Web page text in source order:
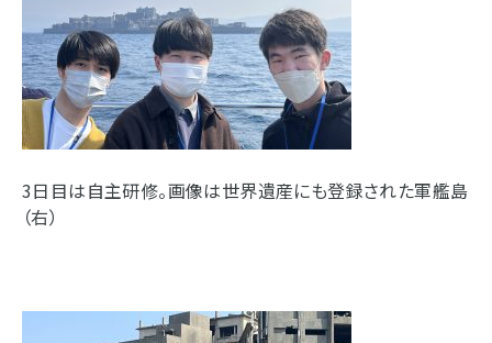
3日目は自主研修。画像は世界遺産にも登録された軍艦島
（右）